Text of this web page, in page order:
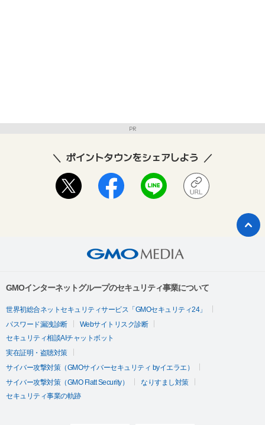
PR
ポイントタウンをシェアしよう
GMOインターネットグループのセキュリティ事業について
世界初総合ネットセキュリティサービス「GMOセキュリティ24」
パスワード漏洩診断
Webサイトリスク診断
セキュリティ相談AIチャットボット
実在証明・盗聴対策
サイバー攻撃対策（GMOサイバーセキュリティ byイエラエ）
サイバー攻撃対策（GMO Flatt Security）
なりすまし対策
セキュリティ事業の軌跡